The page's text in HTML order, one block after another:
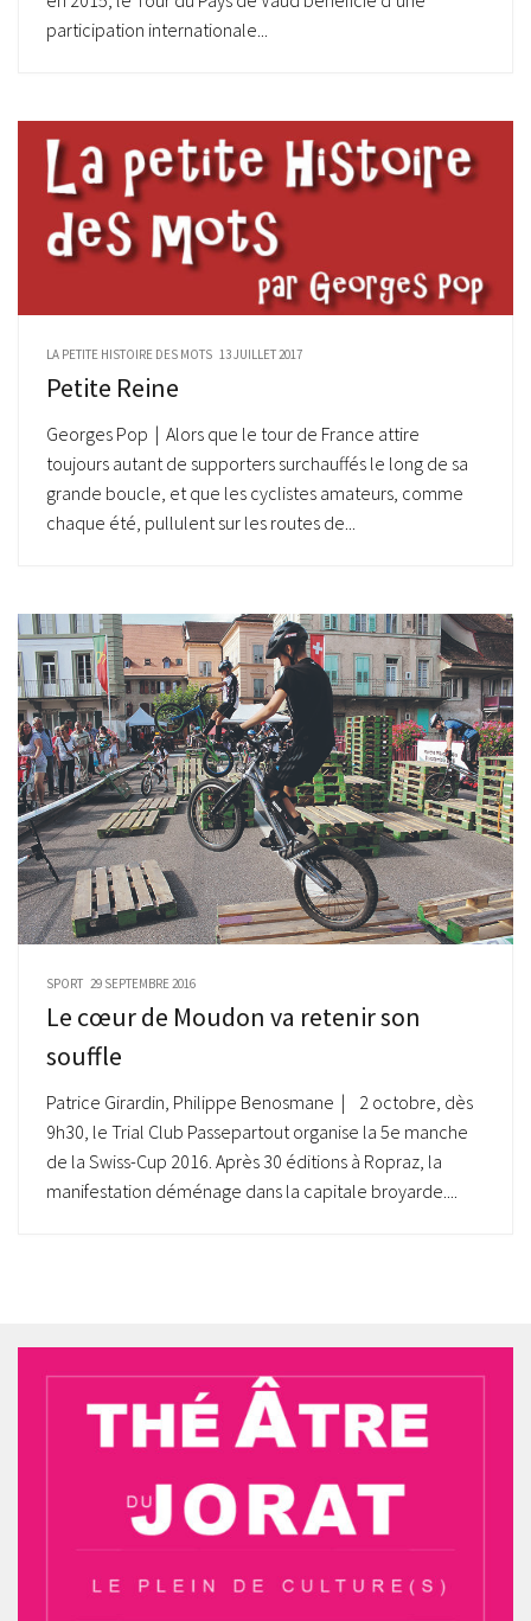
participation internationale...
LA PETITE HISTOIRE DES MOTS 13 JUILLET 2017
Petite Reine
Georges Pop | Alors que le tour de France attire
toujours autant de supporters surchauffés le long de sa
grande boucle, et que les cyclistes amateurs, comme
chaque été, pullulent sur les routes de...
SPORT 29 SEPTEMBRE 2016
Le cœur de Moudon va retenir son
souffle
Patrice Girardin, Philippe Benosmane | 2 octobre, dès
9h30, le Trial Club Passepartout organise la 5e manche
de la Swiss-Cup 2016. Après 30 éditions à Ropraz, la
manifestation déménage dans la capitale broyarde....